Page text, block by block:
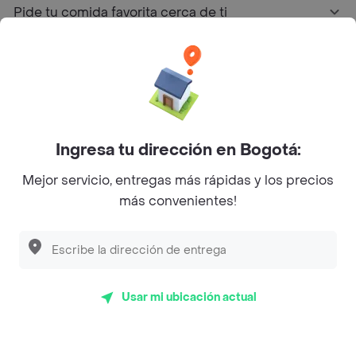
Pide tu comida favorita cerca de ti
Sobre Rappi
Facebook
Twitter
Instagram
© 2026Rappi Inc. All rights reserved.
Ingresa tu dirección en Bogotá:
Mejor servicio, entregas más rápidas y los precios
más convenientes!
Usar mi ubicación actual